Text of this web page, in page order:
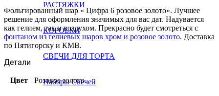
РАСТЯЖКИ
КОРОБКИ
СВЕЧИ ДЛЯ ТОРТА
Наборы Свечей
Фольгированный шар « Цифра 6 розовое золото». Лучшее
решение для оформления значимых для вас дат. Надувается
как гелием, так и воздухом. Прекрасно будет смотреться с
фонтаном из гелиевых шаров хром и розовое золото. Доставка
по Пятигорску и КМВ.
Детали
Цвет Розовое золото